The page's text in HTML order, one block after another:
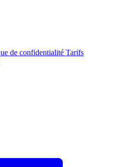
de confidentialité Tarifs